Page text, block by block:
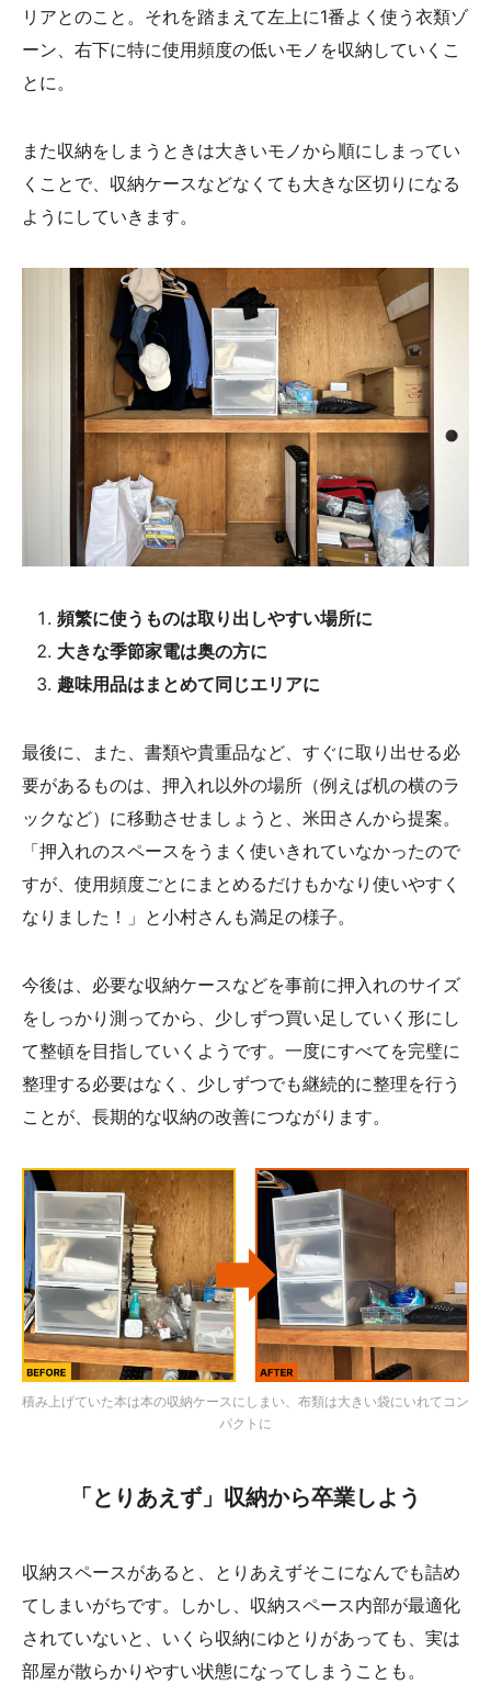
リアとのこと。それを踏まえて左上に1番よく使う衣類ゾ
ーン、右下に特に使用頻度の低いモノを収納していくこ
とに。
また収納をしまうときは大きいモノから順にしまってい
くことで、収納ケースなどなくても大きな区切りになる
ようにしていきます。
頻繁に使うものは取り出しやすい場所に
大きな季節家電は奥の方に
趣味用品はまとめて同じエリアに
最後に、また、書類や貴重品など、すぐに取り出せる必
要があるものは、押入れ以外の場所（例えば机の横のラ
ックなど）に移動させましょうと、米田さんから提案。
「押入れのスペースをうまく使いきれていなかったので
すが、使用頻度ごとにまとめるだけもかなり使いやすく
なりました！」と小村さんも満足の様子。
今後は、必要な収納ケースなどを事前に押入れのサイズ
をしっかり測ってから、少しずつ買い足していく形にし
て整頓を目指していくようです。一度にすべてを完璧に
整理する必要はなく、少しずつでも継続的に整理を行う
ことが、長期的な収納の改善につながります。
積み上げていた本は本の収納ケースにしまい、布類は大きい袋にいれてコン
パクトに
「とりあえず」収納から卒業しよう
収納スペースがあると、とりあえずそこになんでも詰め
てしまいがちです。しかし、収納スペース内部が最適化
されていないと、いくら収納にゆとりがあっても、実は
部屋が散らかりやすい状態になってしまうことも。